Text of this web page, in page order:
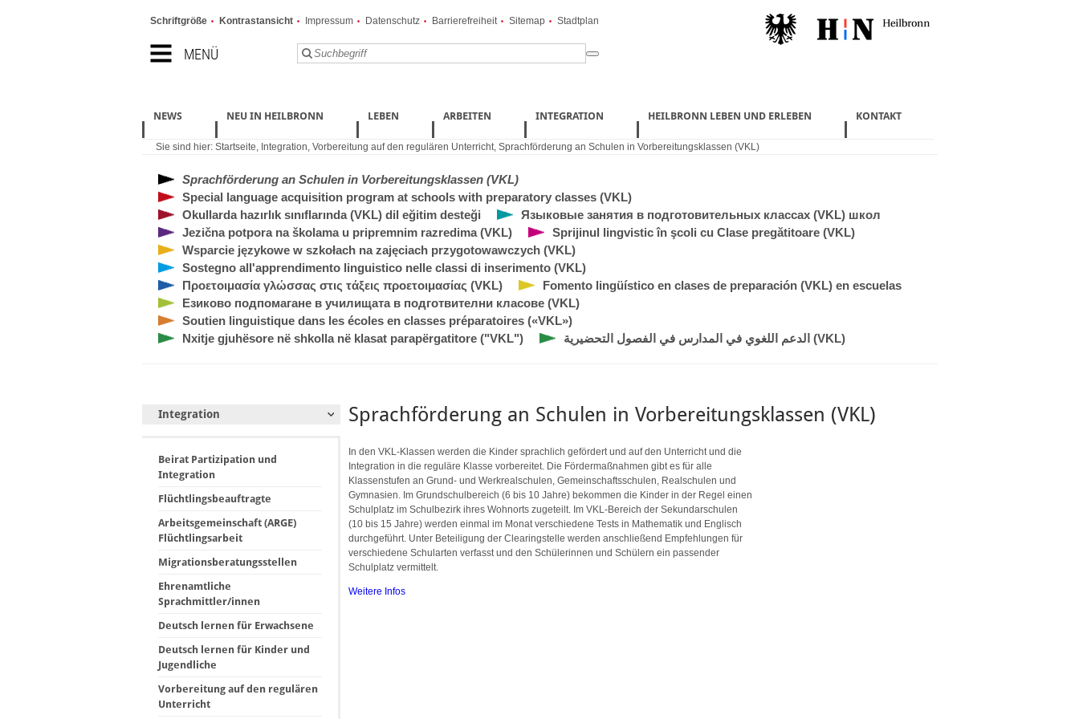
MENÜ
Schriftgröße Kontrastansicht Impressum Datenschutz Barrierefreiheit Sitemap Stadtplan
NEWS NEU IN HEILBRONN LEBEN ARBEITEN INTEGRATION HEILBRONN LEBEN UND ERLEBEN KONTAKT
Sie sind hier: Startseite, Integration, Vorbereitung auf den regulären Unterricht, Sprachförderung an Schulen in Vorbereitungsklassen (VKL)
Sprachförderung an Schulen in Vorbereitungsklassen (VKL)
Special language acquisition program at schools with preparatory classes (VKL)
Okullarda hazırlık sınıflarında (VKL) dil eğitim desteği
Языковые занятия в подготовительных классах (VKL) школ
Jezična potpora na školama u pripremnim razredima (VKL)
Sprijinul lingvistic în şcoli cu Clase pregătitoare (VKL)
Wsparcie językowe w szkołach na zajęciach przygotowawczych (VKL)
Sostegno all'apprendimento linguistico nelle classi di inserimento (VKL)
Προετοιμασία γλώσσας στις τάξεις προετοιμασίας (VKL)
Fomento lingüístico en clases de preparación (VKL) en escuelas
Езиково подпомагане в училищата в подготвителни класове (VKL)
Soutien linguistique dans les écoles en classes préparatoires («VKL»)
Nxitje gjuhësore në shkolla në klasat parapërgatitore ("VKL")
الدعم اللغوي في المدارس في الفصول التحضيرية (VKL)
Integration
Beirat Partizipation und
Integration
Flüchtlingsbeauftragte
Arbeitsgemeinschaft (ARGE)
Flüchtlingsarbeit
Migrationsberatungsstellen
Ehrenamtliche
Sprachmittler/innen
Deutsch lernen für Erwachsene
Deutsch lernen für Kinder und
Jugendliche
Vorbereitung auf den regulären
Unterricht
Sprachförderung an Schulen in Vorbereitungsklassen (VKL)
In den VKL-Klassen werden die Kinder sprachlich gefördert und auf den Unterricht und die
Integration in die reguläre Klasse vorbereitet. Die Fördermaßnahmen gibt es für alle
Klassenstufen an Grund- und Werkrealschulen, Gemeinschaftsschulen, Realschulen und
Gymnasien. Im Grundschulbereich (6 bis 10 Jahre) bekommen die Kinder in der Regel einen
Schulplatz im Schulbezirk ihres Wohnorts zugeteilt. Im VKL-Bereich der Sekundarschulen
(10 bis 15 Jahre) werden einmal im Monat verschiedene Tests in Mathematik und Englisch
durchgeführt. Unter Beteiligung der Clearingstelle werden anschließend Empfehlungen für
verschiedene Schularten verfasst und den Schülerinnen und Schülern ein passender
Schulplatz vermittelt.
Weitere Infos